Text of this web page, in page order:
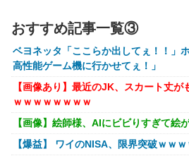
ｗｗｗｗ
【悲報】高市早苗に逆らった財務
ｗｗｗｗ
【画像】井口裕香(36)、タンクト
いデカイｗｗｗｗｗｗｗｗｗｗｗ
【悲報】Z世代「求刑7年のジャン
者殺した方が量刑軽かっただろ」
おすすめ記事一覧③
ベヨネッタ「ここらか出してぇ！！」
高性能ゲーム機に行かせてぇ！」
【画像あり】最近のJK、スカート丈が
ｗｗｗｗｗｗｗｗ
【画像】絵師様、AIにビビりすぎて絵
【爆益】 ワイのNISA、限界突破ｗｗｗ